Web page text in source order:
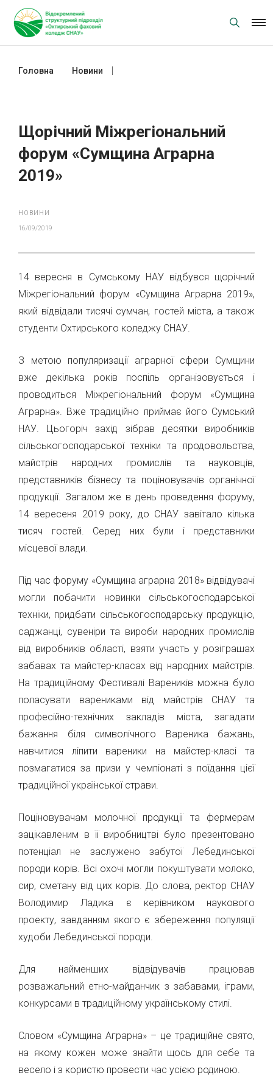
content
Головна Новини
Щорічний Міжрегіональний
форум «Сумщина Аграрна
2019»
НОВИНИ
16/09/2019
14 вересня в Сумському НАУ відбувся щорічний
Міжрегіональний форум «Сумщина Аграрна 2019»,
який відвідали тисячі сумчан, гостей міста, а також
студенти Охтирського коледжу СНАУ.
З метою популяризації аграрної сфери Сумщини
вже декілька років поспіль організовується і
проводиться Міжрегіональний форум «Сумщина
Аграрна». Вже традиційно приймає його Сумський
НАУ. Цьогоріч захід зібрав десятки виробників
сільськогосподарської техніки та продовольства,
майстрів народних промислів та науковців,
представників бізнесу та поціновувачів органічної
продукції. Загалом же в день проведення форуму,
14 вересеня 2019 року, до СНАУ завітало кілька
тисяч гостей. Серед них були і представники
місцевої влади.
Під час форуму «Сумщина аграрна 2018» відвідувачі
могли побачити новинки сільськогосподарської
техніки, придбати сільськогосподарську продукцію,
саджанці, сувеніри та вироби народних промислів
від виробників області, взяти участь у розіграшах
забавах та майстер-класах від народних майстрів.
На традиційному Фестивалі Вареників можна було
поласувати варениками від майстрів СНАУ та
професійно-технічних закладів міста, загадати
бажання біля символічного Вареника бажань,
навчитися ліпити вареники на майстер-класі та
позмагатися за призи у чемпіонаті з поїдання цієї
традиційної української страви.
Поціновувачам молочної продукції та фермерам
зацікавленим в її виробництві було презентовано
потенціал не заслужено забутої Лебединської
породи корів. Всі охочі могли покуштувати молоко,
сир, сметану від цих корів. До слова, ректор СНАУ
Володимир Ладика є керівником наукового
проекту, завданням якого є збереження популяції
худоби Лебединської породи.
Для найменших відвідувачів працював
розважальний етно-майданчик з забавами, іграми,
конкурсами в традиційному українському стилі.
Словом «Сумщина Аграрна» – це традиційне свято,
на якому кожен може знайти щось для себе та
весело і з користю провести час усією родиною.